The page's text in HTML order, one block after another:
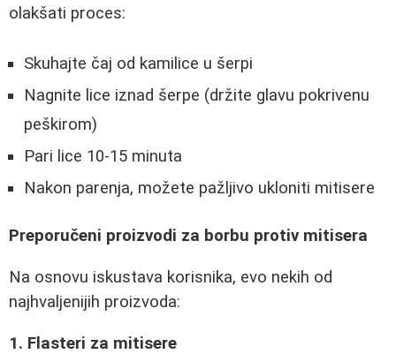
olakšati proces:
Skuhajte čaj od kamilice u šerpi
Nagnite lice iznad šerpe (držite glavu pokrivenu
peškirom)
Pari lice 10-15 minuta
Nakon parenja, možete pažljivo ukloniti mitisere
Preporučeni proizvodi za borbu protiv mitisera
Na osnovu iskustava korisnika, evo nekih od
najhvaljenijih proizvoda:
1. Flasteri za mitisere